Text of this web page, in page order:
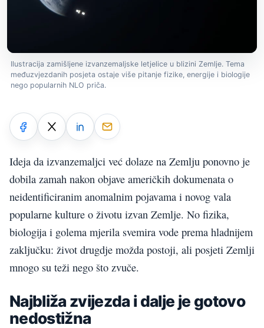
Ilustracija zamišljene izvanzemaljske letjelice u blizini Zemlje. Tema
međuzvjezdanih posjeta ostaje više pitanje fizike, energije i biologije
nego popularnih NLO priča.
Ideja da izvanzemaljci već dolaze na Zemlju ponovno je
dobila zamah nakon objave američkih dokumenata o
neidentificiranim anomalnim pojavama i novog vala
popularne kulture o životu izvan Zemlje. No fizika,
biologija i golema mjerila svemira vode prema hladnijem
zaključku: život drugdje možda postoji, ali posjeti Zemlji
mnogo su teži nego što zvuče.
Najbliža zvijezda i dalje je gotovo
nedostižna